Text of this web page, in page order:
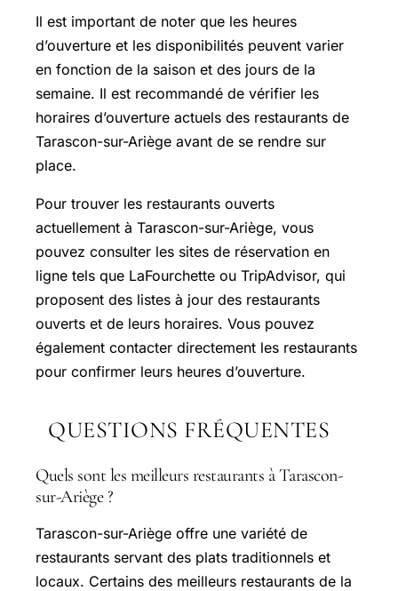
Il est important de noter que les heures
d’ouverture et les disponibilités peuvent varier
en fonction de la saison et des jours de la
semaine. Il est recommandé de vérifier les
horaires d’ouverture actuels des restaurants de
Tarascon-sur-Ariège avant de se rendre sur
place.
Pour trouver les restaurants ouverts
actuellement à Tarascon-sur-Ariège, vous
pouvez consulter les sites de réservation en
ligne tels que LaFourchette ou TripAdvisor, qui
proposent des listes à jour des restaurants
ouverts et de leurs horaires. Vous pouvez
également contacter directement les restaurants
pour confirmer leurs heures d’ouverture.
QUESTIONS FRÉQUENTES
Quels sont les meilleurs restaurants à Tarascon-
sur-Ariège ?
Tarascon-sur-Ariège offre une variété de
restaurants servant des plats traditionnels et
locaux. Certains des meilleurs restaurants de la